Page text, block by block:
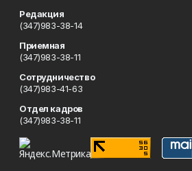
Редакция
(347)983-38-14
Приемная
(347)983-38-11
Сотрудничество
(347)983-41-63
Отдел кадров
(347)983-38-11